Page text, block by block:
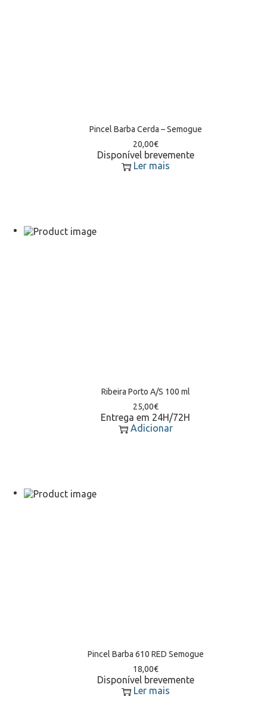
Pincel Barba Cerda – Semogue
20,00€
Disponível brevemente
Ler mais
Ribeira Porto A/S 100 ml
25,00€
Entrega em 24H/72H
Adicionar
Pincel Barba 610 RED Semogue
18,00€
Disponível brevemente
Ler mais